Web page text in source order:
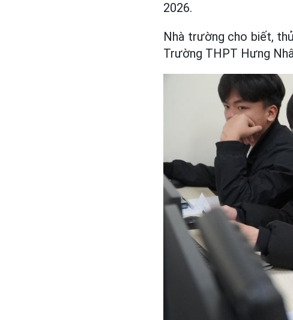
2026.
Nhà trường cho biết,
Trường THPT Hưng